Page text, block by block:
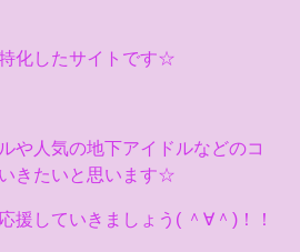
化したサイトです☆
や人気の地下アイドルなどのコ
きたいと思います☆
援していきましょう( ＾∀＾)！！